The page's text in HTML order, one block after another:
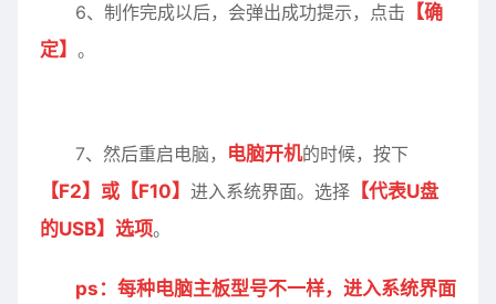
6、制作完成以后，会弹出成功提示，点击 【确
定】 。
7、然后重启电脑， 电脑开机的时候，按下
【F2】或【F10】 进入系统界面。选择 【代表U盘
的USB】 选项。
ps：每种电脑主板型号不一样，进入系统界面